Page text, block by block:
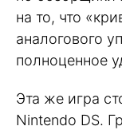
на то, что
аналогового
полноценное
Эта же игра
Nintendo DS.